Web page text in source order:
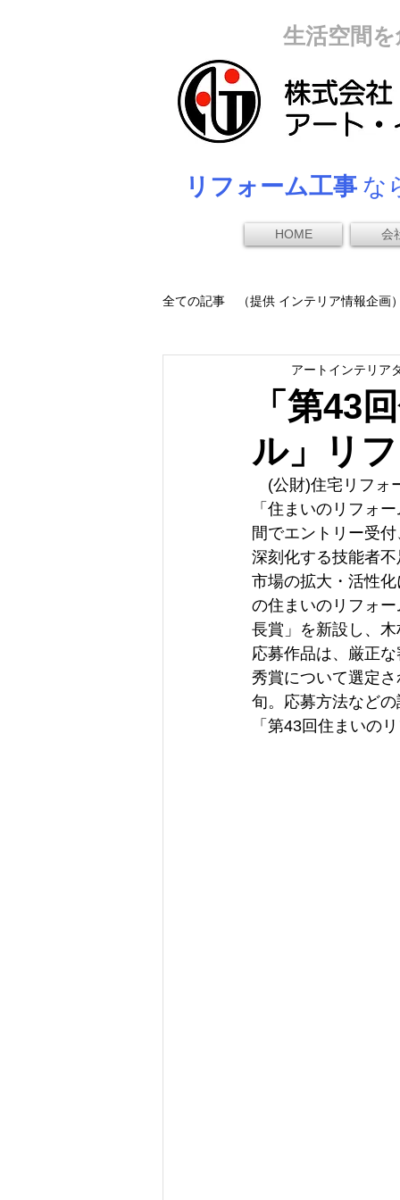
生活空間
リフォーム工事な
HOME 会
全ての記事 （提供 インテリア情報企画
「第43
ル」リ
アートインテリア
(公財)住宅リフォ
「住まいのリフォ
間でエントリー受
深刻化する技能者
市場の拡大・活性
の住まいのリフォ
長賞」を新設し、
応募作品は、厳正
秀賞について選定
旬。応募方法など
「第43回住まいの